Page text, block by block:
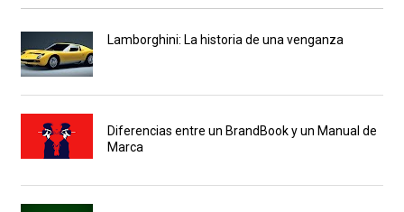
Lamborghini: La historia de una venganza
Diferencias entre un BrandBook y un Manual de
Marca